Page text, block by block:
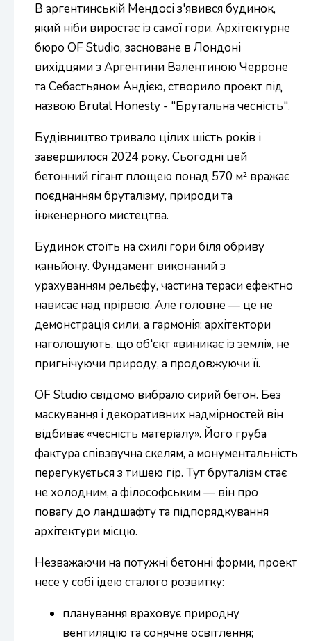
В аргентинській Мендосі з'явився будинок,
який ніби виростає із самої гори. Архітектурне
бюро OF Studio, засноване в Лондоні
вихідцями з Аргентини Валентиною Черроне
та Себастьяном Андією, створило проект під
назвою Brutal Honesty - "Брутальна чесність".
Будівництво тривало цілих шість років і
завершилося 2024 року. Сьогодні цей
бетонний гігант площею понад 570 м² вражає
поєднанням бруталізму, природи та
інженерного мистецтва.
Будинок стоїть на схилі гори біля обриву
каньйону. Фундамент виконаний з
урахуванням рельєфу, частина тераси ефектно
нависає над прірвою. Але головне — це не
демонстрація сили, а гармонія: архітектори
наголошують, що об'єкт «виникає із землі», не
пригнічуючи природу, а продовжуючи її.
OF Studio свідомо вибрало сирий бетон. Без
маскування і декоративних надмірностей він
відбиває «чесність матеріалу». Його груба
фактура співзвучна скелям, а монументальність
перегукується з тишею гір. Тут бруталізм стає
не холодним, а філософським — він про
повагу до ландшафту та підпорядкування
архітектури місцю.
Незважаючи на потужні бетонні форми, проект
несе у собі ідею сталого розвитку:
планування враховує природну
вентиляцію та сонячне освітлення;